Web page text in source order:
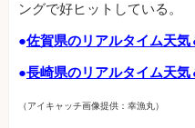
ングで好ヒットしている。
●佐賀県のリアルタイム天気
●長崎県のリアルタイム天気
（アイキャッチ画像提供：幸漁丸）